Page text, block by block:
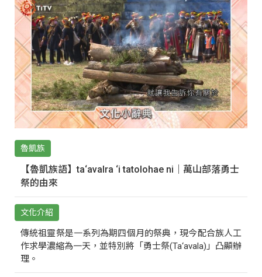
魯凱族
【魯凱族語】ta‘avalra ‘i tatolohae ni｜萬山部落勇士
祭的由來
文化介紹
傳統祖靈祭是一系列為期四個月的祭典，現今配合族人工
作求學濃縮為一天，並特別將「勇士祭(Ta‘avala)」凸顯辦
理。